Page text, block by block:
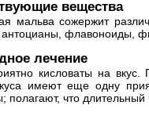
вещества
мальва сожержит
антоцианы, флавоноиды,
лечение
кисловаты на
имеют еще одну
полагают, что